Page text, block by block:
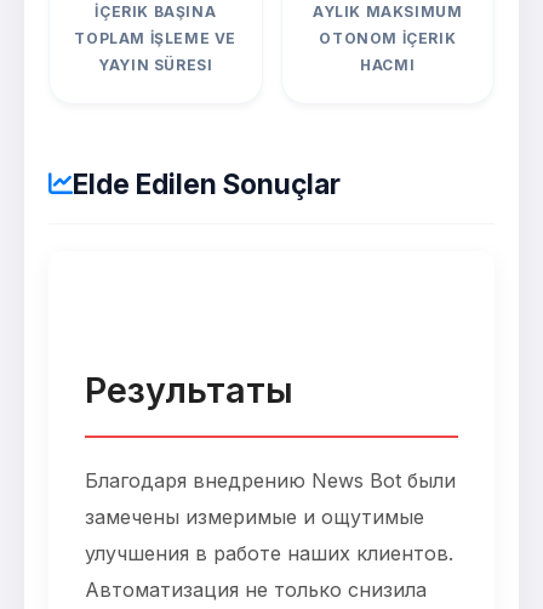
İÇERIK BAŞINA
TOPLAM İŞLEME VE
YAYIN SÜRESI
AYLIK MAKSIMUM
OTONOM İÇERIK
HACMI
Elde Edilen Sonuçlar
Результаты
Благодаря внедрению News Bot были
замечены измеримые и ощутимые
улучшения в работе наших клиентов.
Автоматизация не только снизила